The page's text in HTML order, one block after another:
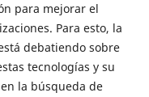
para mejorar el
Para esto, la
debatiendo sobre
tecnologías y su
la búsqueda de